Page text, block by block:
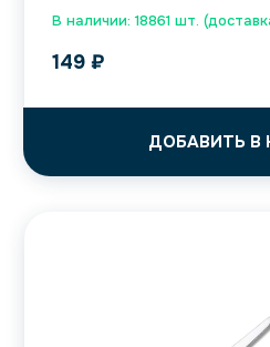
В наличии: 18861 шт.
149 ₽
ДОБАВИТЬ В